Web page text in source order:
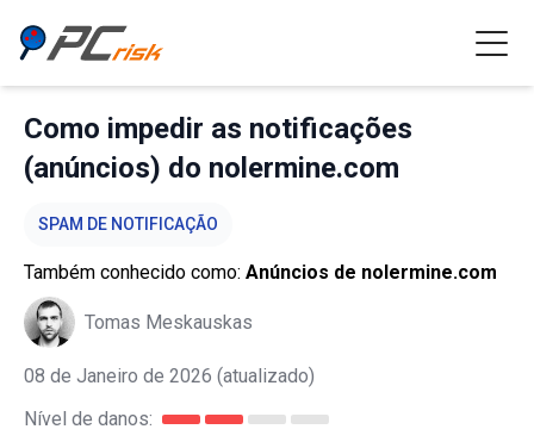
Como impedir as notificações
(anúncios) do nolermine.com
SPAM DE NOTIFICAÇÃO
Também conhecido como: Anúncios de nolermine.com
Tomas Meskauskas
08 de Janeiro de 2026 (atualizado)
Nível de danos: